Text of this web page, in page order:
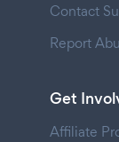
Contact
Report
Get
Affiliate